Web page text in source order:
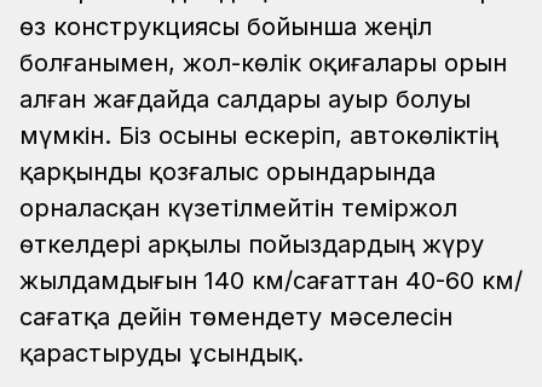
өз конструкциясы бойынша жеңіл
болғанымен, жол-көлік оқиғалары орын
алған жағдайда салдары ауыр болуы
мүмкін. Біз осыны ескеріп, автокөліктің
қарқынды қозғалыс орындарында
орналасқан күзетілмейтін теміржол
өткелдері арқылы пойыздардың жүру
жылдамдығын 140 км/сағаттан 40-60 км/
сағатқа дейін төмендету мәселесін
қарастыруды ұсындық.